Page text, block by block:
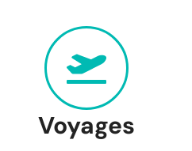
Voyages